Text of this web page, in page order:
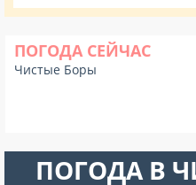
ПОГОДА СЕЙЧАС
Чистые Боры
ПОГОДА В